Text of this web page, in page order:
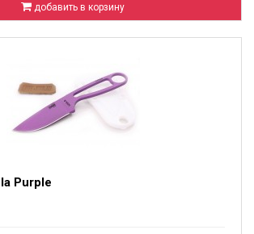
добавить в корзину
Purple